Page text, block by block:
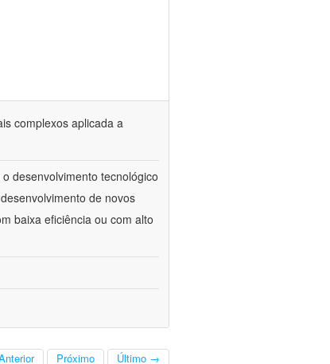
complexos aplicada a
desenvolvimento tecnológico
de novos
baixa eficiência ou com alto
Próximo Último →